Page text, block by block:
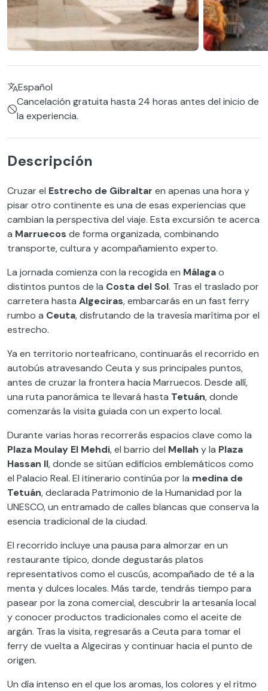
Español
Cancelación gratuita hasta 24 horas antes del inicio de
la experiencia.
Descripción
Cruzar el Estrecho de Gibraltar en apenas una hora y
pisar otro continente es una de esas experiencias que
cambian la perspectiva del viaje. Esta excursión te acerca
a Marruecos de forma organizada, combinando
transporte, cultura y acompañamiento experto.
La jornada comienza con la recogida en Málagao
distintos puntos de la Costa del Sol. Tras el traslado por
carretera hasta Algeciras, embarcarás en un fast ferry
rumbo a Ceuta, disfrutando de la travesía marítima por el
estrecho.
Ya en territorio norteafricano, continuarás el recorrido en
autobús atravesando Ceuta y sus principales puntos,
antes de cruzar la frontera hacia Marruecos. Desde allí,
una ruta panorámica te llevará hasta Tetuán, donde
comenzarás la visita guiada con un experto local.
Durante varias horas recorrerás espacios clave como la
Plaza Moulay El Mehdi, el barrio del Mellah y la Plaza
Hassan II, donde se sitúan edificios emblemáticos como
el Palacio Real. El itinerario continúa por la medina de
Tetuán, declarada Patrimonio de la Humanidad por la
UNESCO, un entramado de calles blancas que conserva la
esencia tradicional de la ciudad.
El recorrido incluye una pausa para almorzar en un
restaurante típico, donde degustarás platos
representativos como el cuscús, acompañado de té a la
menta y dulces locales. Más tarde, tendrás tiempo para
pasear por la zona comercial, descubrir la artesanía local
y conocer productos tradicionales como el aceite de
argán. Tras la visita, regresarás a Ceuta para tomar el
ferry de vuelta a Algeciras y continuar hacia el punto de
origen.
Un día intenso en el que los aromas, los colores y el ritmo